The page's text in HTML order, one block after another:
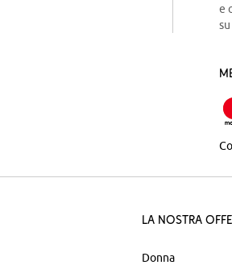
e
su
La nostra
Donna